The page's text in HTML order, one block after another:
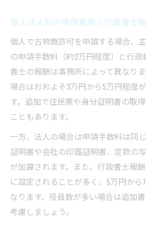
個人法人別の申請費用と行政書士
個人で古物商許可を申請する場合、
の申請手数料（約2万円程度）と行
書士の報酬は事務所によって異なり
場合はおおよそ3万円から5万円程度
す。追加で住民票や身分証明書の取
こともあります。
一方、法人の場合は申請手数料は同
証明書や会社の印鑑証明書、定款の
が加算されます。また、行政書士報
に設定されることが多く、5万円から
なります。役員数が多い場合は追加
考慮しましょう。